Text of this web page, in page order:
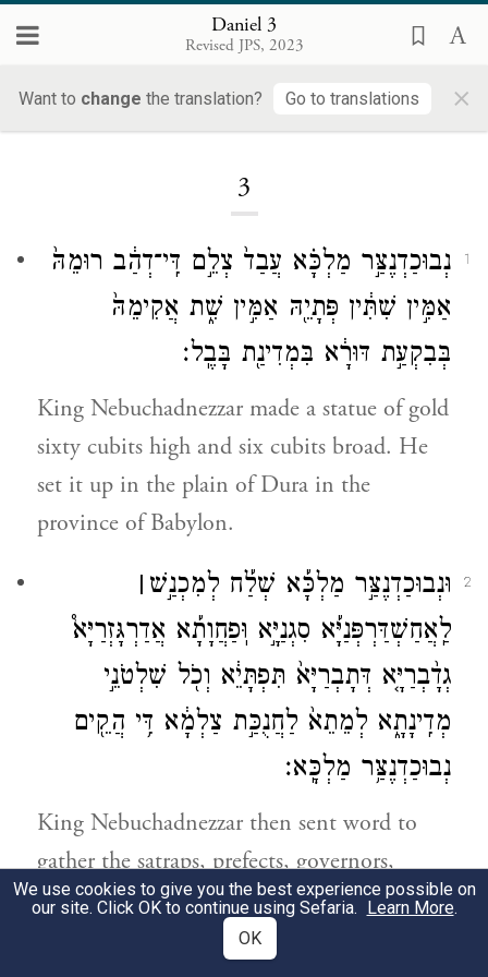
Daniel 3
Revised JPS, 2023
Want to change the translation? Go to translations ×
3
1
נְבוּכַדְנֶצַּ֣ר מַלְכָּ֗א עֲבַד֙ צְלֵ֣ם דִּֽי־דְהַ֔ב רוּמֵהּ֙
אַמִּ֣ין שִׁתִּ֔ין פְּתָיֵ֖הּ אַמִּ֣ין שִׁ֑ת אֲקִימֵהּ֙
בְּבִקְעַ֣ת דּוּרָ֔א בִּמְדִינַ֖ת בָּבֶֽל׃
King Nebuchadnezzar made a statue of gold
sixty cubits high and six cubits broad. He
set it up in the plain of Dura in the
province of Babylon.
2 וּנְבוּכַדְנֶצַּ֣ר מַלְכָּ֡א שְׁלַ֡ח לְמִכְנַ֣שׁ ׀
לַֽאֲחַשְׁדַּרְפְּנַיָּ֡א סִגְנַיָּ֣א וּֽפַחֲוָתָ֡א אֲדַרְגָּזְרַיָּא֩
גְדָ֨בְרַיָּ֤א דְּתָבְרַיָּא֙ תִּפְתָּיֵ֔א וְכֹ֖ל שִׁלְטֹנֵ֣י
מְדִֽינָתָ֑א לְמֵתֵא֙ לַחֲנֻכַּ֣ת צַלְמָ֔א דִּ֥י הֲקֵ֖ים
נְבוּכַדְנֶצַּ֥ר מַלְכָּֽא׃
King Nebuchadnezzar then sent word to
gather the satraps, prefects, governors,
counselors, treasurers, judges, officers, and
all the provincial officials to attend the
We use cookies to give you the best experience possible on
our site. Click OK to continue using Sefaria. Learn More.
OK